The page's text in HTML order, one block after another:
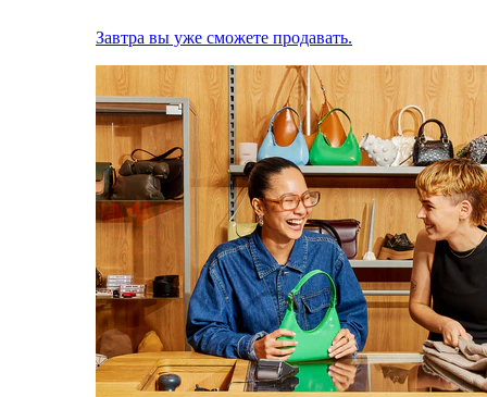
Завтра вы уже сможете продавать.